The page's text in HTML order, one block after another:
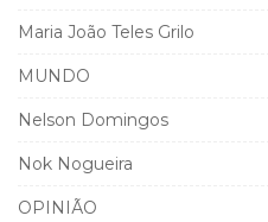
Maria João Teles Grilo
MUNDO
Nelson Domingos
Nok Nogueira
OPINIÃO